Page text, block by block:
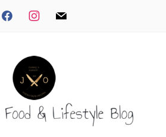
facebookinstagrammail